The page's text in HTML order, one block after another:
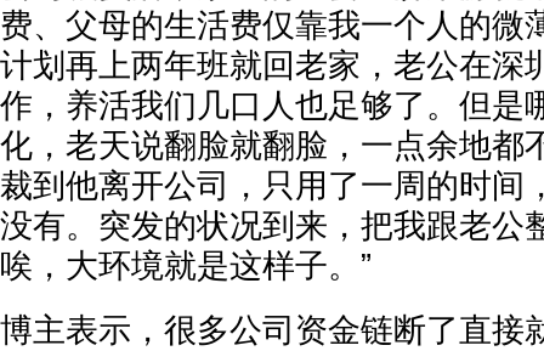
费、父母的生活费仅靠我一个人的微
计划再上两年班就回老家，老公在深
作，养活我们几口人也足够了。但是
化，老天说翻脸就翻脸，一点余地都
裁到他离开公司，只用了一周的时间
没有。突发的状况到来，把我跟老公
唉，大环境就是这样子。”
博主表示，很多公司资金链断了直接